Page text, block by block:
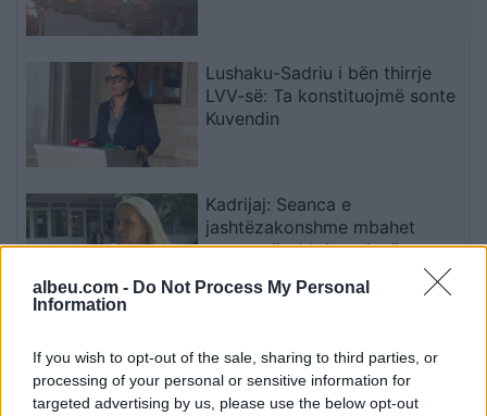
albeu.com - Do Not Process My Personal
Information
If you wish to opt-out of the sale, sharing to third parties, or
processing of your personal or sensitive information for
targeted advertising by us, please use the below opt-out
Lushaku-Sadriu i bën thirrje
LVV-së: Ta konstituojmë sonte
Kuvendin
Kadrijaj: Seanca e
jashtëzakonshme mbahet
sonte, nënshkrimet janë
Mbrojtjes: Nëntë vatra nën
monitorim, zonat e banuara
jashtë rrezikut